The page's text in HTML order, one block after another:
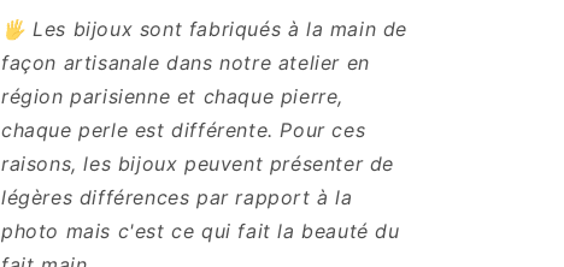
🖐️ Les bijoux sont fabriqués à la main de
façon artisanale dans notre atelier en
région parisienne et chaque pierre,
chaque perle est différente. Pour ces
raisons, les bijoux peuvent présenter de
légères différences par rapport à la
photo mais c'est ce qui fait la beauté du